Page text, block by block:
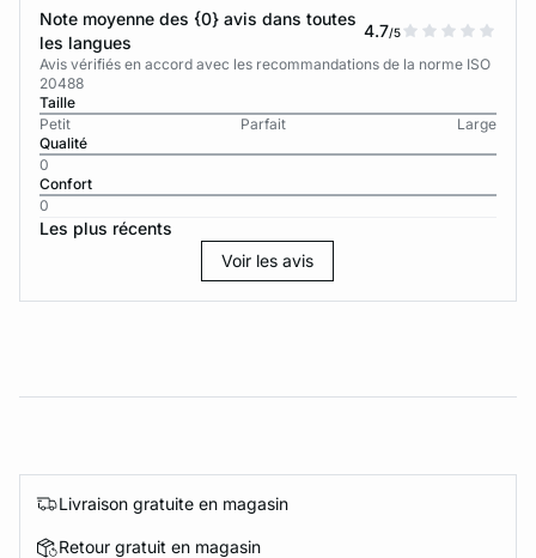
Note moyenne des {0} avis dans toutes
les langues
4.7/5
Avis vérifiés en accord avec les recommandations de la norme ISO
20488
Taille
Petit
Parfait
Large
Qualité
0
Confort
0
Les plus récents
Voir les avis
Livraison gratuite en magasin
Retour gratuit en magasin